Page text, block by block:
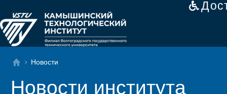
Новости
Новости института